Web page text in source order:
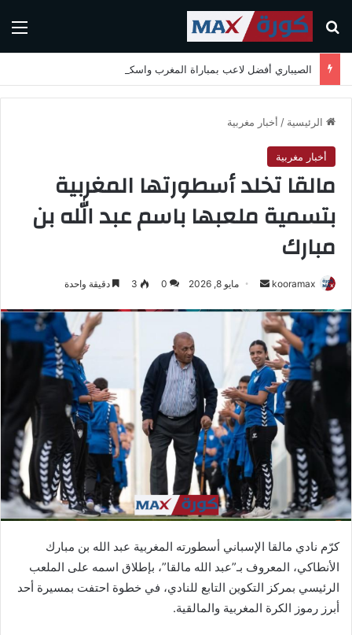
بحث عن
الرئيسية / أخبار مغربية
أخبار مغربية
مالقا تخلد أسطورتها المغربية
بتسمية ملعبها باسم عبد الله بن
مبارك
kooramax
ل
ب
ر
ي
د
ك
ت
و
ن
ي
ا
مايو 8, 2026 0
3 دقيقة واحدة
كرّم نادي مالقا الإسباني أسطورته المغربية عبد الله بن مبارك
الأنطاكي، المعروف بـ”عبد الله مالقا”، بإطلاق اسمه على الملعب
الرئيسي بمركز التكوين التابع للنادي، في خطوة احتفت بمسيرة أحد
أبرز رموز الكرة المغربية والمالقية.